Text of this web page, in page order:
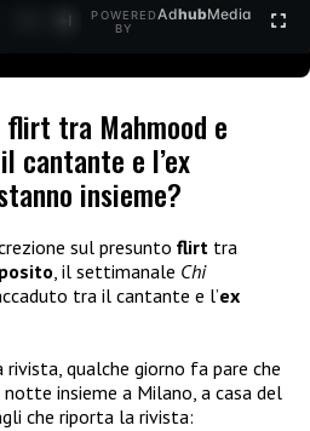
POWERED
BY
AdhubMedia
tra Mahmood e
cantante e l’ex
insieme?
sul presunto flirt tra
, il settimanale Chi
tra il cantante e l’ex
qualche giorno fa pare che
insieme a Milano, a casa del
che riporta la rivista: